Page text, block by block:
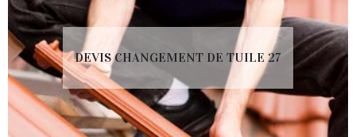
DEVIS CHANGEMENT DE TUILE 27